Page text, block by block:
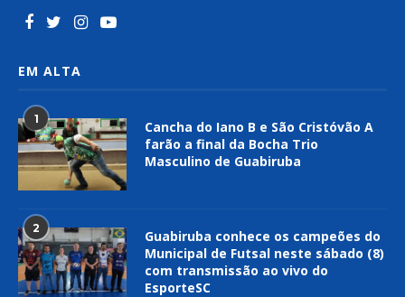
EM ALTA
1
Cancha do Iano B e São Cristóvão A
farão a final da Bocha Trio
Masculino de Guabiruba
2
Guabiruba conhece os campeões do
Municipal de Futsal neste sábado (8)
com transmissão ao vivo do
EsporteSC